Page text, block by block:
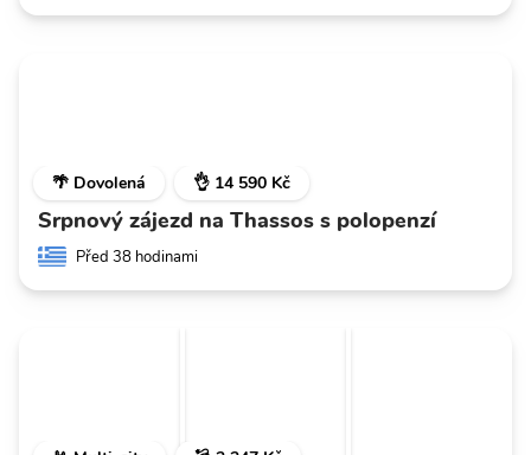
🌴 Dovolená 👌 14 590 Kč
Srpnový zájezd na Thassos s polopenzí
Před 38 hodinami